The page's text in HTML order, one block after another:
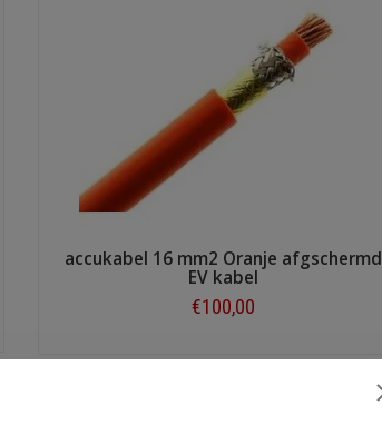
accukabel 16 mm2 Oranje afgschermd
EV kabel
€100,00